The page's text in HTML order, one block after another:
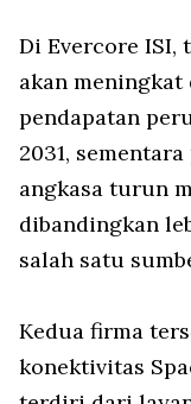
Di Evercore ISI,
akan
pendapatan
2031,
angkasa turun
dibandingkan
salah satu
Kedua firma
konektivitas